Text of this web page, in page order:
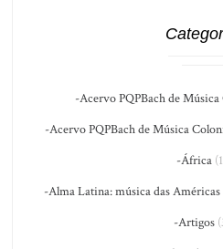
-Acervo PQPBach de
-Acervo PQPBach de Música
-África
-Alma Latina: música das
-Artigos